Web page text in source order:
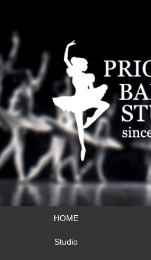
HOME
Studio